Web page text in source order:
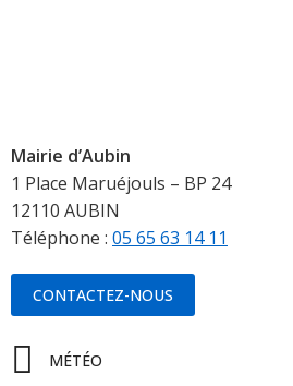
Mairie d’Aubin
1 Place Maruéjouls – BP 24
12110 AUBIN
Téléphone : 05 65 63 14 11
CONTACTEZ-NOUS
MÉTÉO